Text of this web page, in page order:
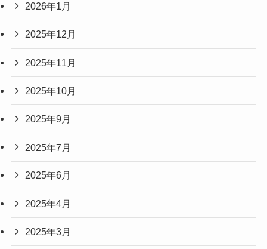
2026年1月
2025年12月
2025年11月
2025年10月
2025年9月
2025年7月
2025年6月
2025年4月
2025年3月